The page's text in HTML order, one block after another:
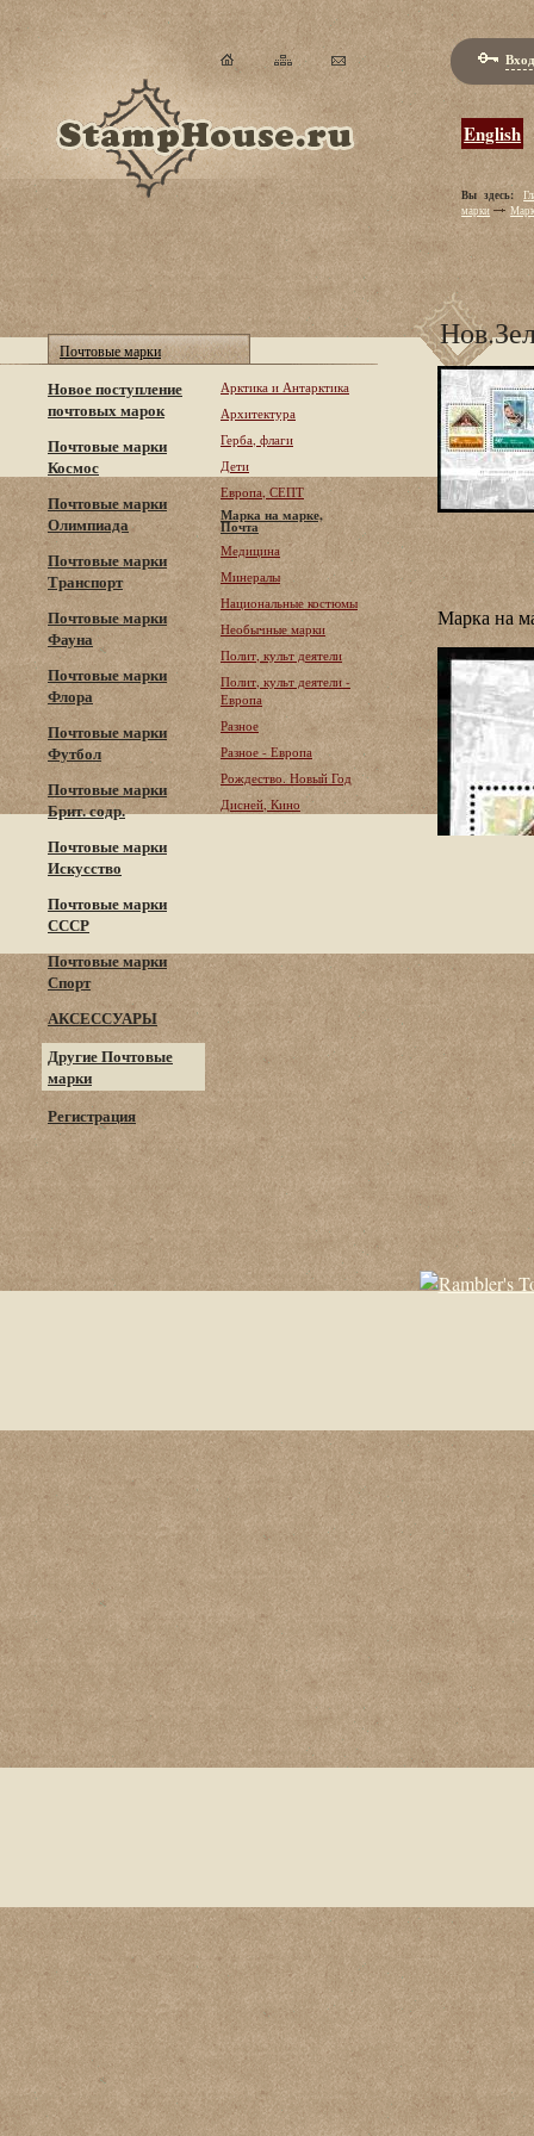
English
Вы здесь:
марки
Почтовые марки
Новое поступление
почтовых марок
Почтовые марки
Космос
Почтовые марки
Олимпиада
Почтовые марки
Транспорт
Почтовые марки
Фауна
Почтовые марки
Флора
Почтовые марки
Футбол
Почтовые марки
Брит. содр.
Почтовые марки
Искусство
Почтовые марки
СССР
Почтовые марки
Спорт
АКСЕССУАРЫ
Другие Почтовые
марки
Регистрация
Арктика и Антарктика
Архитектура
Герба, флаги
Дети
Европа, СЕПТ
Марка на марке,
Почта
Медицина
Минералы
Национальные костюмы
Необычные марки
Полит, культ деятели
Полит, культ деятели -
Европа
Разное
Разное - Европа
Рождество. Новый Год
Дисней, Кино
Марка на